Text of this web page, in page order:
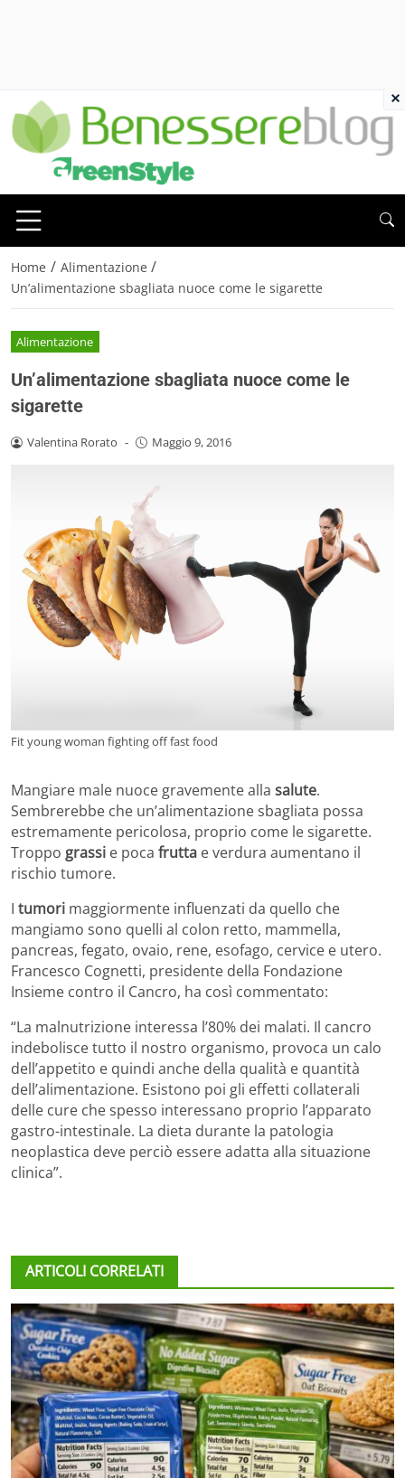
Home / Alimentazione /
Un’alimentazione sbagliata nuoce come le sigarette
Alimentazione
Un’alimentazione sbagliata nuoce come le
sigarette
Valentina Rorato - Maggio 9, 2016
Fit young woman fighting off fast food
Mangiare male nuoce gravemente alla salute.
Sembrerebbe che un’alimentazione sbagliata possa
estremamente pericolosa, proprio come le sigarette.
Troppo grassi e poca frutta e verdura aumentano il
rischio tumore.
I tumori maggiormente influenzati da quello che
mangiamo sono quelli al colon retto, mammella,
pancreas, fegato, ovaio, rene, esofago, cervice e utero.
Francesco Cognetti, presidente della Fondazione
Insieme contro il Cancro, ha così commentato:
“La malnutrizione interessa l’80% dei malati. Il cancro
indebolisce tutto il nostro organismo, provoca un calo
dell’appetito e quindi anche della qualità e quantità
dell’alimentazione. Esistono poi gli effetti collaterali
delle cure che spesso interessano proprio l’apparato
gastro-intestinale. La dieta durante la patologia
neoplastica deve perciò essere adatta alla situazione
clinica”.
ARTICOLI CORRELATI
×